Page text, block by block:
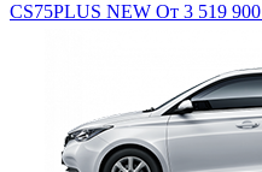
CS75PLUS NEW От 3 519 900